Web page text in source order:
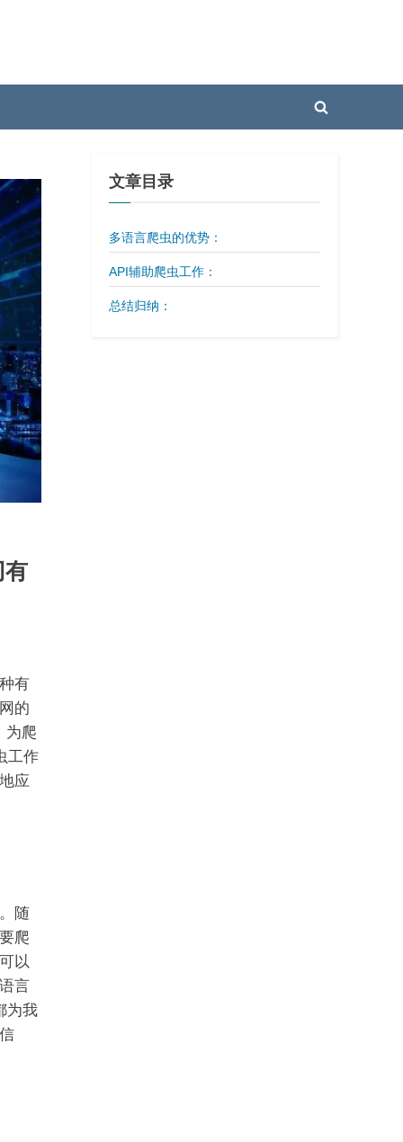
Toggle
有
有
的
为爬
工作
应
随
爬
以
言
为我
文章目录
多语言爬虫的优势：
API辅助爬虫工作：
总结归纳：